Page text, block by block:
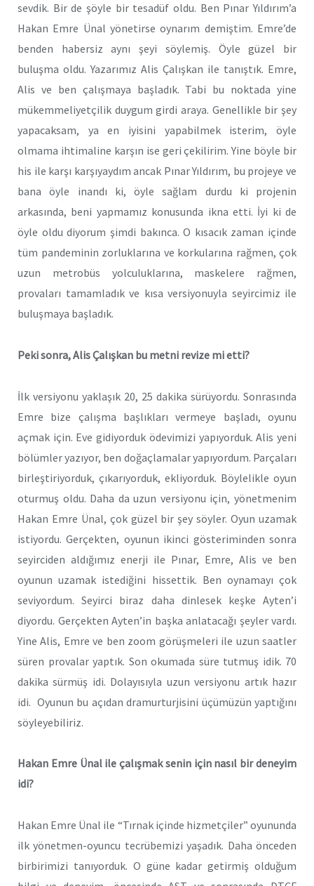
sevdik. Bir de şöyle bir tesadüf oldu. Ben Pınar Yıldırım’a
Hakan Emre Ünal yönetirse oynarım demiştim. Emre’de
benden habersiz aynı şeyi söylemiş. Öyle güzel bir
buluşma oldu. Yazarımız Alis Çalışkan ile tanıştık. Emre,
Alis ve ben çalışmaya başladık. Tabi bu noktada yine
mükemmeliyetçilik duygum girdi araya. Genellikle bir şey
yapacaksam, ya en iyisini yapabilmek isterim, öyle
olmama ihtimaline karşın ise geri çekilirim. Yine böyle bir
his ile karşı karşıyaydım ancak Pınar Yıldırım, bu projeye ve
bana öyle inandı ki, öyle sağlam durdu ki projenin
arkasında, beni yapmamız konusunda ikna etti. İyi ki de
öyle oldu diyorum şimdi bakınca. O kısacık zaman içinde
tüm pandeminin zorluklarına ve korkularına rağmen, çok
uzun metrobüs yolculuklarına, maskelere rağmen,
provaları tamamladık ve kısa versiyonuyla seyircimiz ile
buluşmaya başladık.
Peki sonra, Alis Çalışkan bu metni revize mi etti?
İlk versiyonu yaklaşık 20, 25 dakika sürüyordu. Sonrasında
Emre bize çalışma başlıkları vermeye başladı, oyunu
açmak için. Eve gidiyorduk ödevimizi yapıyorduk. Alis yeni
bölümler yazıyor, ben doğaçlamalar yapıyordum. Parçaları
birleştiriyorduk, çıkarıyorduk, ekliyorduk. Böylelikle oyun
oturmuş oldu. Daha da uzun versiyonu için, yönetmenim
Hakan Emre Ünal, çok güzel bir şey söyler. Oyun uzamak
istiyordu. Gerçekten, oyunun ikinci gösteriminden sonra
seyirciden aldığımız enerji ile Pınar, Emre, Alis ve ben
oyunun uzamak istediğini hissettik. Ben oynamayı çok
seviyordum. Seyirci biraz daha dinlesek keşke Ayten’i
diyordu. Gerçekten Ayten’in başka anlatacağı şeyler vardı.
Yine Alis, Emre ve ben zoom görüşmeleri ile uzun saatler
süren provalar yaptık. Son okumada süre tutmuş idik. 70
dakika sürmüş idi. Dolayısıyla uzun versiyonu artık hazır
idi. Oyunun bu açıdan dramurturjisini üçümüzün yaptığını
söyleyebiliriz.
Hakan Emre Ünal ile çalışmak senin için nasıl bir deneyim
idi?
Hakan Emre Ünal ile “Tırnak içinde hizmetçiler” oyununda
ilk yönetmen-oyuncu tecrübemizi yaşadık. Daha önceden
birbirimizi tanıyorduk. O güne kadar getirmiş olduğum